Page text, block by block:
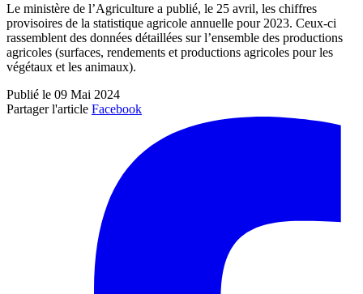
Le ministère de l’Agriculture a publié, le 25 avril, les chiffres
provisoires de la statistique agricole annuelle pour 2023. Ceux-ci
rassemblent des données détaillées sur l’ensemble des productions
agricoles (surfaces, rendements et productions agricoles pour les
végétaux et les animaux).
Publié le 09 Mai 2024
Partager l'article Facebook